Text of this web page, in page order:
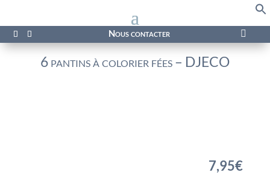
Nous contacter 
6 pantins à colorier fées – DJECO
7,95€